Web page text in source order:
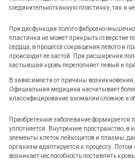
соединительнотканную пластинку, так и
При дисфункции полого фиброзно-
пластинка не может прикрыть отверстие
сердца, в процессе сокращения левого и
происходит ее застой. При расширении
застывшая кровь переполняет левый и
В зависимости от причины
Официальная медицина насчитывает
классифицирование аномалии сложное и
Приобретенное заболевание формируется
уплотняется. Внутреннее пространство,
элементы клеток лейкоцитов и плазмы,
организм адаптируется к процессу.
возникает неспособность поставлять